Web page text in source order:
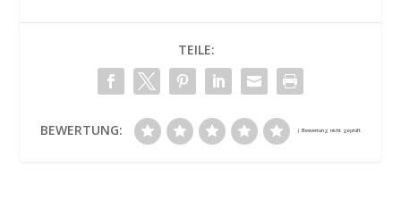
TEILE:
BEWERTUNG: